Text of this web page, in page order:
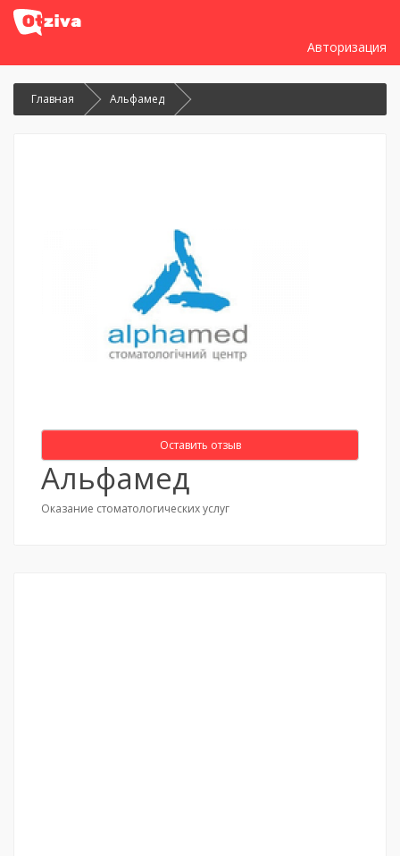
Авторизация
Главная Альфамед
Оставить отзыв
Альфамед
Оказание стоматологических услуг